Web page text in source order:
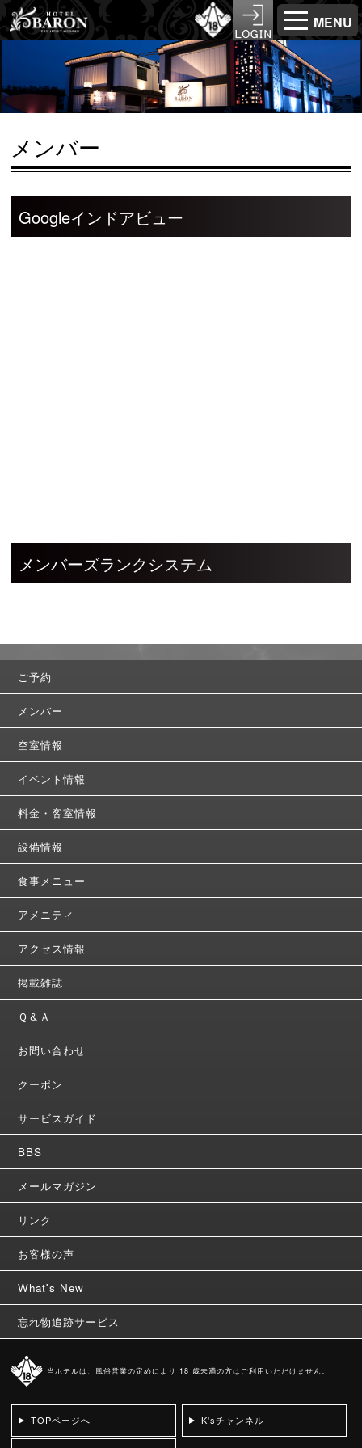
MENU
メンバー
Googleインドアビュー
メンバーズランクシステム
ご予約
メンバー
空室情報
イベント情報
料金・客室情報
設備情報
食事メニュー
アメニティ
アクセス情報
掲載雑誌
Ｑ＆Ａ
お問い合わせ
クーポン
サービスガイド
BBS
メールマガジン
リンク
お客様の声
What's New
忘れ物追跡サービス
当ホテルは、風俗営業の定めにより 18 歳未満の方はご利用いただけません。
TOPページへ K'sチャンネル